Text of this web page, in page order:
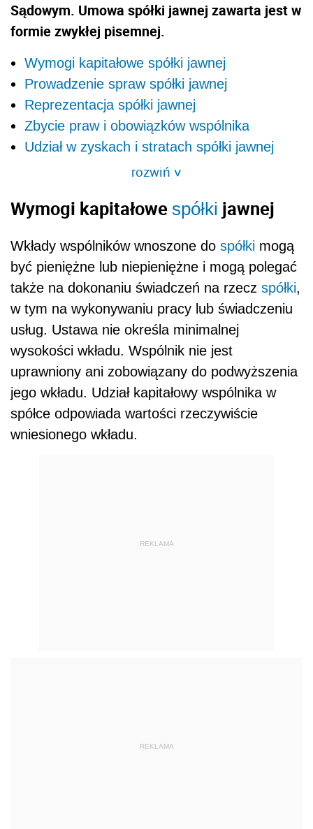
Sądowym. Umowa spółki jawnej zawarta jest w
formie zwykłej pisemnej.
Wymogi kapitałowe spółki jawnej
Prowadzenie spraw spółki jawnej
Reprezentacja spółki jawnej
Zbycie praw i obowiązków wspólnika
Udział w zyskach i stratach spółki jawnej
rozwiń>
Wymogi kapitałowe spółki jawnej
Wkłady wspólników wnoszone do spółki mogą
być pieniężne lub niepieniężne i mogą polegać
także na dokonaniu świadczeń na rzecz spółki,
w tym na wykonywaniu pracy lub świadczeniu
usług. Ustawa nie określa minimalnej
wysokości wkładu. Wspólnik nie jest
uprawniony ani zobowiązany do podwyższenia
jego wkładu. Udział kapitałowy wspólnika w
spółce odpowiada wartości rzeczywiście
wniesionego wkładu.
REKLAMA
REKLAMA